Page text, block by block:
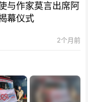
与作家莫言出席阿
幕仪式
2个月前